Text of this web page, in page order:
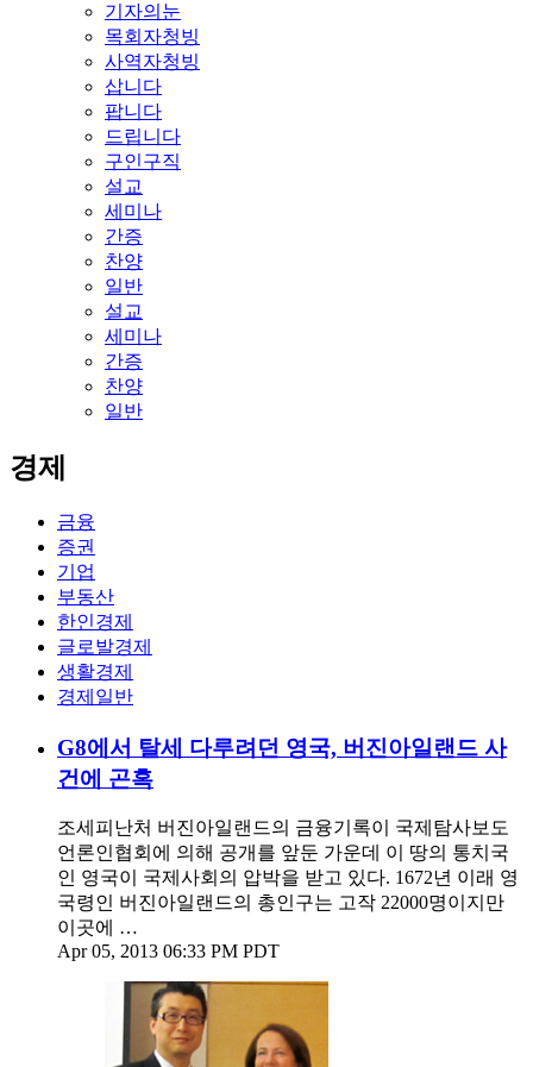
기자의눈
목회자청빙
사역자청빙
삽니다
팝니다
드립니다
구인구직
설교
세미나
간증
찬양
일반
설교
세미나
간증
찬양
일반
경제
금융
증권
기업
부동산
한인경제
글로발경제
생활경제
경제일반
G8에서 탈세 다루려던 영국, 버진아일랜드 사
건에 곤혹
조세피난처 버진아일랜드의 금융기록이 국제탐사보도
언론인협회에 의해 공개를 앞둔 가운데 이 땅의 통치국
인 영국이 국제사회의 압박을 받고 있다. 1672년 이래 영
국령인 버진아일랜드의 총인구는 고작 22000명이지만
이곳에 …
Apr 05, 2013 06:33 PM PDT